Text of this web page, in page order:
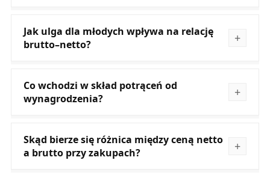
Jak ulga dla młodych wpływa na relację
brutto–netto?
Co wchodzi w skład potrąceń od
wynagrodzenia?
Skąd bierze się różnica między ceną netto
a brutto przy zakupach?